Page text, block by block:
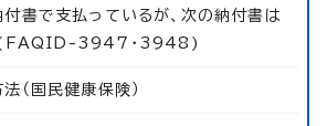
書で支払っているが、次の納付書は
(FAQID-3947・3948)
（国民健康保険）